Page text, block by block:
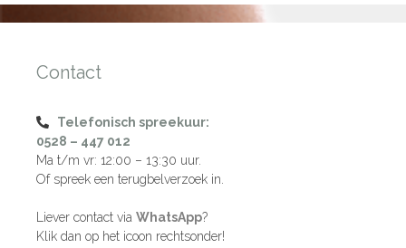
Contact
Telefonisch spreekuur:
0528 – 447 012
Ma t/m vr: 12:00 – 13:30 uur.
Of spreek een terugbelverzoek in.
Liever contact via WhatsApp?
Klik dan op het icoon rechtsonder!